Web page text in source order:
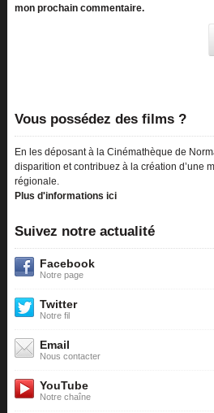
mon prochain commentaire.
Vous possédez des films ?
En les déposant à la Cinémathèque de
disparition et contribuez à la création d’une
régionale.
Plus d'informations ici
Suivez notre actualité
Facebook
Notre page
Twitter
Notre fil
Email
Nous contacter
YouTube
Notre chaîne